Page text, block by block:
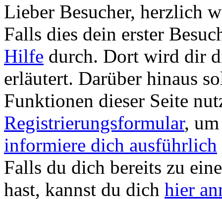
Lieber Besucher, herzlich
Falls dies dein erster
Hilfe durch. Dort wird dir
erläutert. Darüber hinaus
Funktionen dieser Seite
Registrierungsformular,
informiere dich ausführlich
Falls du dich bereits zu
hast, kannst du dich hier